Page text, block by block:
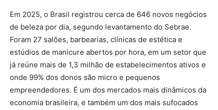
Em 2025, o Brasil registrou cerca de 646 novos negócios
de beleza por dia, segundo levantamento do Sebrae.
Foram 27 salões, barbearias, clínicas de estética e
estúdios de manicure abertos por hora, em um setor que
já reúne mais de 1,3 milhão de estabelecimentos ativos e
onde 99% dos donos são micro e pequenos
empreendedores. É um dos mercados mais dinâmicos da
economia brasileira, e também um dos mais sufocados